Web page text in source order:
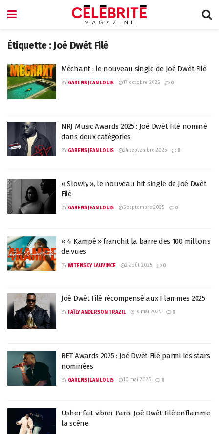
Étiquette : Joé Dwèt Filé
Méchant : le nouveau single de Joé Dwèt Filé
BY GARENS JEAN LOUIS 17 octobre 2025 0
NRJ Music Awards 2025 : Joé Dwèt Filé nominé
dans deux catégories
BY GARENS JEAN LOUIS 24 septembre 2025 0
« Slowly », le nouveau hit single de Joé Dwèt
Filé
BY GARENS JEAN LOUIS 5 septembre 2025 0
« 4 Kampé » franchit la barre des 100 millions
de vues
BY WITENSKY LAUVINCE 2 août 2025 0
Joé Dwèt Filé récompensé aux Flammes 2025
BY FAÏLY ANDERSON TRAZIL 16 mai 2025 0
BET Awards 2025 : Joé Dwèt Filé parmi les stars
nominées
BY GARENS JEAN LOUIS 10 mai 2025 0
Usher fait vibrer Paris, Joé Dwèt Filé enflamme
la scène